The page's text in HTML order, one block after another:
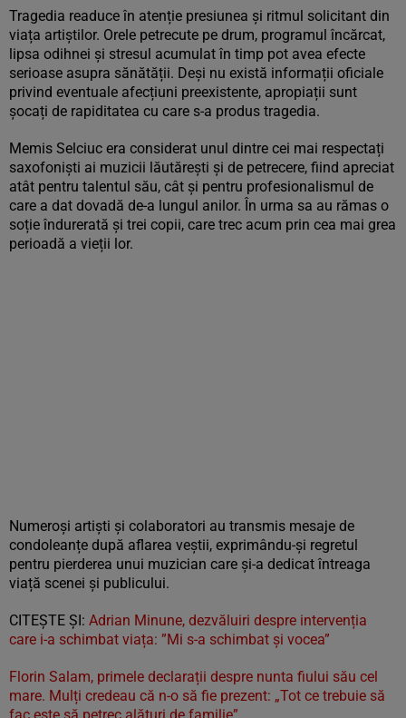
Tragedia readuce în atenție presiunea și ritmul solicitant din
viața artiștilor. Orele petrecute pe drum, programul încărcat,
lipsa odihnei și stresul acumulat în timp pot avea efecte
serioase asupra sănătății. Deși nu există informații oficiale
privind eventuale afecțiuni preexistente, apropiații sunt
șocați de rapiditatea cu care s-a produs tragedia.
Memis Selciuc era considerat unul dintre cei mai respectați
saxofoniști ai muzicii lăutărești și de petrecere, fiind apreciat
atât pentru talentul său, cât și pentru profesionalismul de
care a dat dovadă de-a lungul anilor. În urma sa au rămas o
soție îndurerată și trei copii, care trec acum prin cea mai grea
perioadă a vieții lor.
Numeroși artiști și colaboratori au transmis mesaje de
condoleanțe după aflarea veștii, exprimându-și regretul
pentru pierderea unui muzician care și-a dedicat întreaga
viață scenei și publicului.
CITEȘTE ȘI: Adrian Minune, dezvăluiri despre intervenția
care i-a schimbat viața: ”Mi s-a schimbat și vocea”
Florin Salam, primele declarații despre nunta fiului său cel
mare. Mulți credeau că n-o să fie prezent: „Tot ce trebuie să
fac este să petrec alături de familie”